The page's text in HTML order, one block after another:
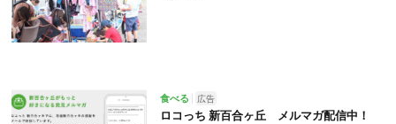
食べる 広告
ロコっち 新百合ヶ丘 メルマガ配信中！